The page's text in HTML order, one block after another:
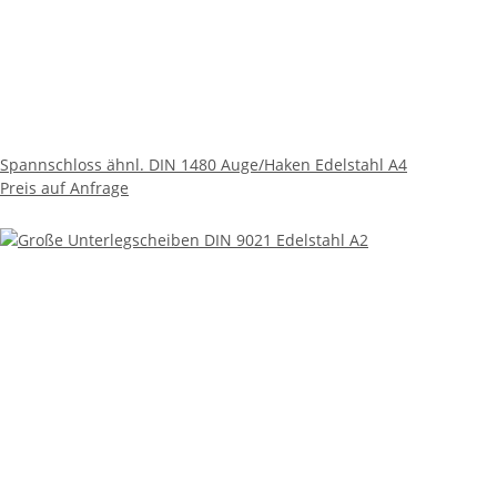
Spannschloss ähnl. DIN 1480 Auge/Haken Edelstahl A4
Preis auf Anfrage